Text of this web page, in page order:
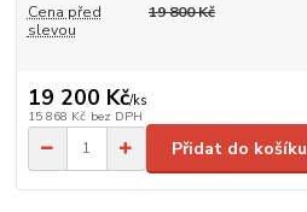
Cena před
slevou
19 800 Kč
19 200 Kč/ks
15 868 Kč bez DPH
Přidat do košíku